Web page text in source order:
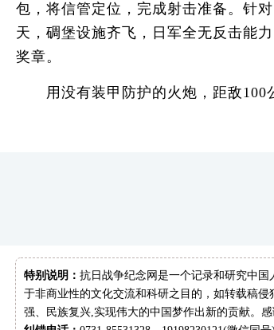
包，将信管定位，完成射击准备。针
天，碉堡设施齐飞，日军全无反击能
奖章。
用没有装甲防护的火炮，距敌100公
特别说明： 抗日战争纪念网是一个记录和研究中
于非商业性的文化交流和科研之目的，如转载稿
强、民族复兴,实现伟大的中国梦作出新的贡献。